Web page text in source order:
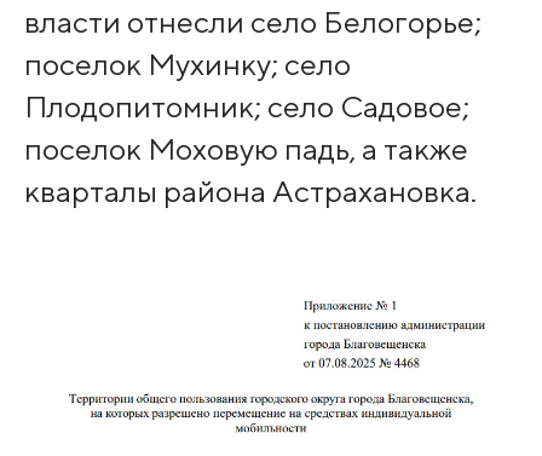
власти отнесли село Белогорье;
поселок Мухинку; село
Плодопитомник; село Садовое;
поселок Моховую падь, а также
кварталы района Астрахановка.